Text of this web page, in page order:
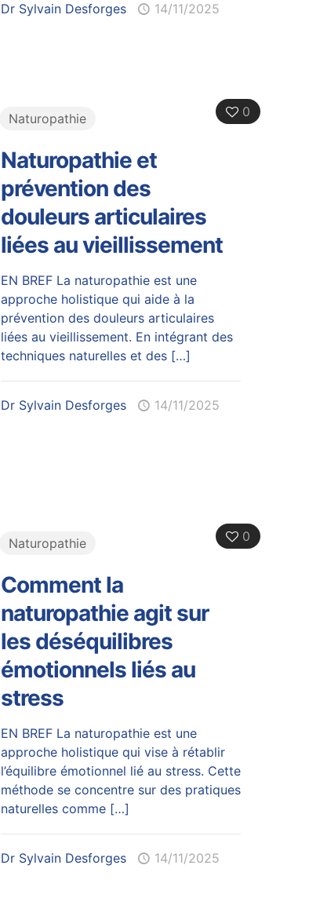
Dr Sylvain Desforges 14/11/2025
0
Naturopathie
Naturopathie et
prévention des
douleurs articulaires
liées au vieillissement
EN BREF La naturopathie est une
approche holistique qui aide à la
prévention des douleurs articulaires
liées au vieillissement. En intégrant des
techniques naturelles et des[…]
Dr Sylvain Desforges 14/11/2025
0
Naturopathie
Comment la
naturopathie agit sur
les déséquilibres
émotionnels liés au
stress
EN BREF La naturopathie est une
approche holistique qui vise à rétablir
l’équilibre émotionnel lié au stress. Cette
méthode se concentre sur des pratiques
naturelles comme[…]
Dr Sylvain Desforges 14/11/2025